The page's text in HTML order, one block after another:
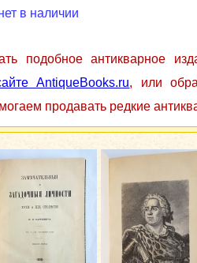
в наличии
подобное антикварное
AntiqueBooks.ru, или
продавать редкие